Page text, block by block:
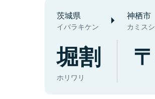
茨城県
イバラキケン
神栖市
カミスシ
堀割
ホリワリ